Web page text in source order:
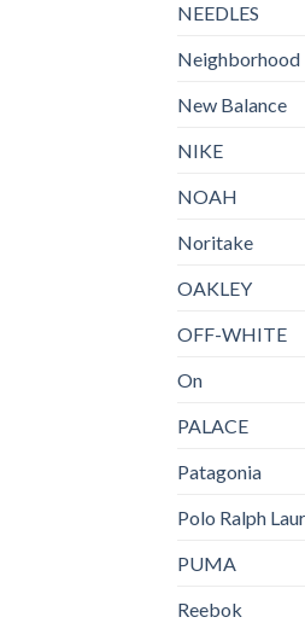
NEEDLES
Neighborhood
New Balance
NIKE
NOAH
Noritake
OAKLEY
OFF-WHITE
On
PALACE
Patagonia
Polo Ralph
PUMA
Reebok